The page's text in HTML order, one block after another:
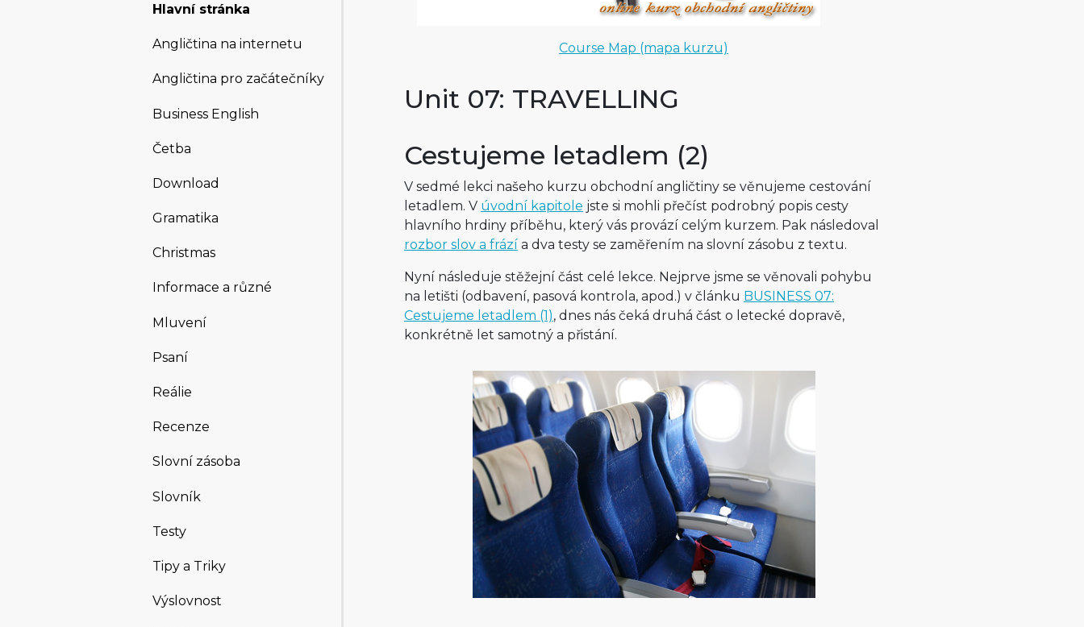
Hlavní stránka
Angličtina na internetu
Angličtina pro začátečníky
Business English
Četba
Download
Gramatika
Christmas
Informace a různé
Mluvení
Psaní
Reálie
Recenze
Slovní zásoba
Slovník
Testy
Tipy a Triky
Výslovnost
Course Map (mapa kurzu)
Unit 07: TRAVELLING
Cestujeme letadlem (2)
V sedmé lekci našeho kurzu obchodní angličtiny se věnujeme cestování
letadlem. V úvodní kapitole jste si mohli přečíst podrobný popis cesty
hlavního hrdiny příběhu, který vás provází celým kurzem. Pak následoval
rozbor slov a frázía dva testy se zaměřením na slovní zásobu z textu.
Nyní následuje stěžejní část celé lekce. Nejprve jsme se věnovali pohybu
na letišti (odbavení, pasová kontrola, apod.) v článku BUSINESS 07:
Cestujeme letadlem (1), dnes nás čeká druhá část o letecké dopravě,
konkrétně let samotný a přistání.